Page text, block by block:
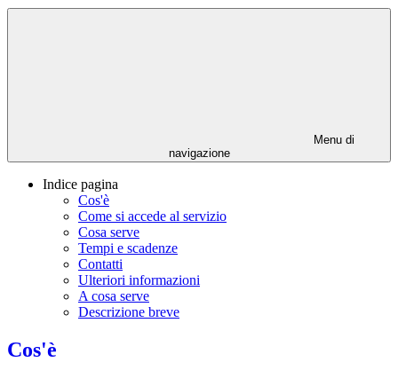
Menu di
navigazione
Indice pagina
Cos'è
Come si accede al servizio
Cosa serve
Tempi e scadenze
Contatti
Ulteriori informazioni
A cosa serve
Descrizione breve
Cos'è